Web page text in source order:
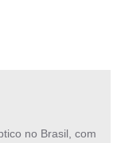
no Brasil, com